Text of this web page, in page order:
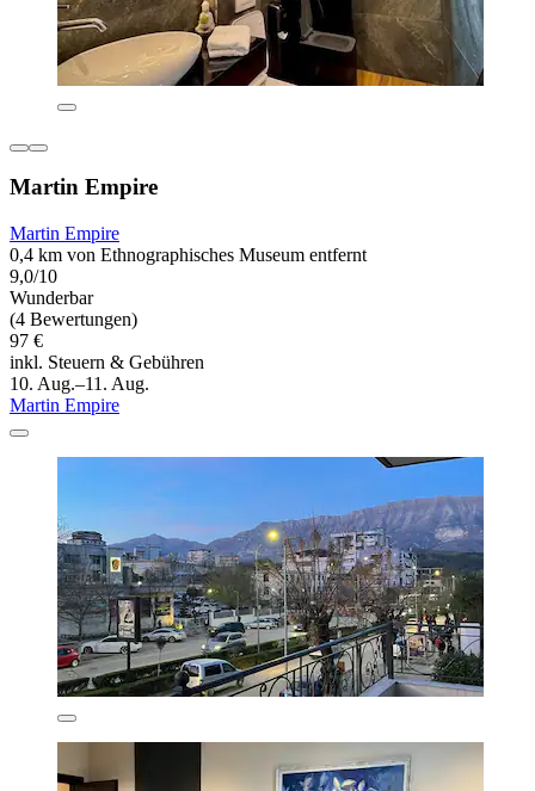
Martin Empire
Martin Empire
0,4 km von Ethnographisches Museum entfernt
9,0/10
Wunderbar
(4 Bewertungen)
97 €
inkl. Steuern & Gebühren
10. Aug.–11. Aug.
Martin Empire